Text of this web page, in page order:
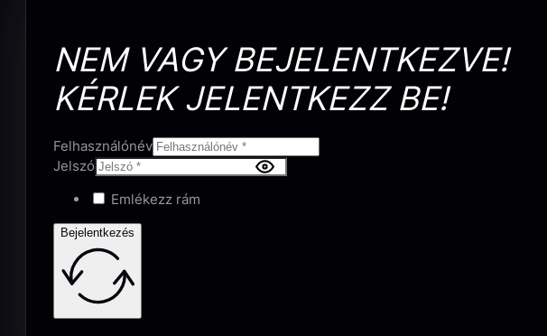
NEM VAGY BEJELENTKEZVE!
KÉRLEK JELENTKEZZ BE!
Felhasználónév
Jelszó
Emlékezz rám
Bejelentkezés